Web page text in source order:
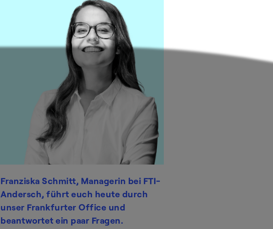
Franziska Schmitt, Managerin bei FTI-
Andersch, führt euch heute durch
unser Frankfurter Office und
beantwortet ein paar Fragen.